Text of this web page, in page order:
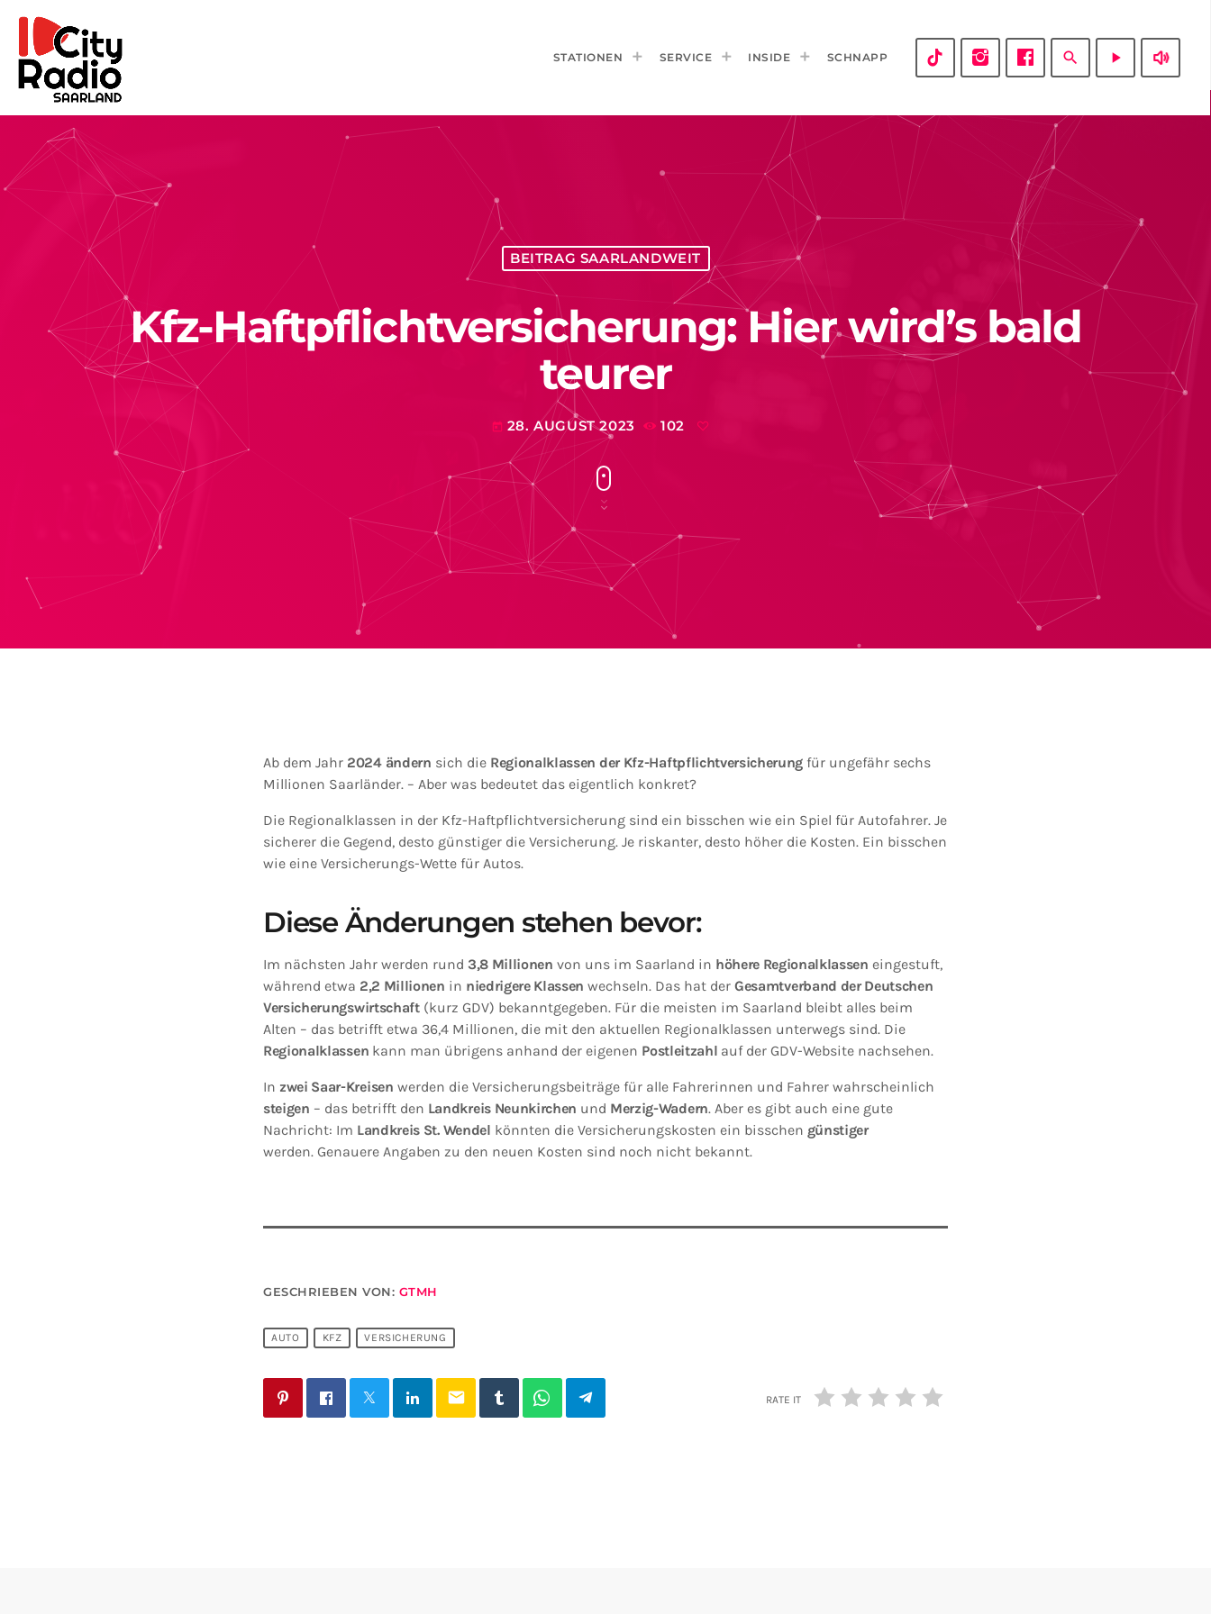
STATIONEN SERVICE INSIDE SCHNAPP search play_arrow volume_up
BEITRAG SAARLANDWEIT
Kfz-Haftpflichtversicherung: Hier wird’s bald
teurer
today 28. AUGUST 2023 102
Ab dem Jahr 2024 ändern sich die Regionalklassen der Kfz-Haftpflichtversicherung für ungefähr sechs
Millionen Saarländer. – Aber was bedeutet das eigentlich konkret?
Die Regionalklassen in der Kfz-Haftpflichtversicherung sind ein bisschen wie ein Spiel für Autofahrer. Je
sicherer die Gegend, desto günstiger die Versicherung. Je riskanter, desto höher die Kosten. Ein bisschen
wie eine Versicherungs-Wette für Autos.
Diese Änderungen stehen bevor:
Im nächsten Jahr werden rund 3,8 Millionen von uns im Saarland in höhere Regionalklassen eingestuft,
während etwa 2,2 Millionen in niedrigere Klassen wechseln. Das hat derGesamtverband der Deutschen
Versicherungswirtschaft(kurz GDV) bekanntgegeben. Für die meisten im Saarland bleibt alles beim
Alten – das betrifft etwa 36,4 Millionen, die mit den aktuellen Regionalklassen unterwegs sind. Die
Regionalklassen kann man übrigens anhand der eigenen Postleitzahl auf der GDV-Website nachsehen.
In zwei Saar-Kreisen werden die Versicherungsbeiträge für alle Fahrerinnen und Fahrer wahrscheinlich
steigen – das betrifft den Landkreis Neunkirchen und Merzig-Wadern. Aber es gibt auch eine gute
Nachricht: Im Landkreis St. Wendel könnten die Versicherungskosten ein bisschen günstiger
werden. Genauere Angaben zu den neuen Kosten sind noch nicht bekannt.
GESCHRIEBEN VON: GTMH
AUTO KFZ VERSICHERUNG
email RATE IT